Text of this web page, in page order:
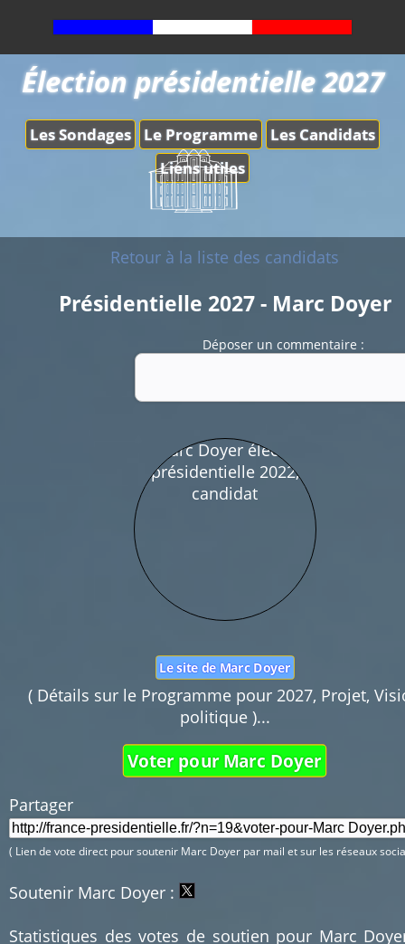
Les Sondages Le Programme
Les Candidats
Liens utiles
Élection présidentielle 2027
Retour à la liste des candidats
Présidentielle 2027 - Marc Doyer
Déposer un commentaire :
Mail :
Fonction de commentaires dédiée au débat
Pas d'insultes. Merci.
Le site de Marc Doyer
( Détails sur le Programme pour 2027, Projet,
politique )...
Voter pour Marc Doyer
Partager
( Lien de vote direct pour soutenir Marc Doyer par mail et sur les réseaux
Soutenir Marc Doyer :
Statistiques des votes de soutien pour Marc